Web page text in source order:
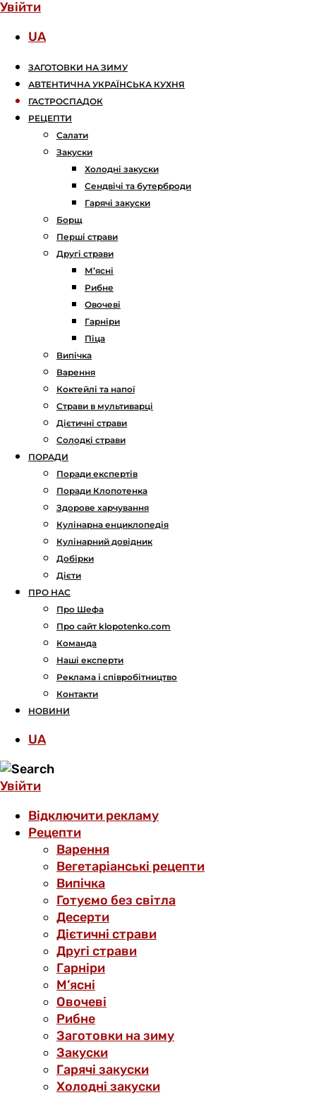
Увійти
UA
ЗАГОТОВКИ НА ЗИМУ
АВТЕНТИЧНА УКРАЇНСЬКА КУХНЯ
ГАСТРОСПАДОК
РЕЦЕПТИ
Салати
Закуски
Холодні закуски
Сендвічі та бутерброди
Гарячі закуски
Борщ
Перші страви
Другі страви
М’ясні
Рибне
Овочеві
Гарніри
Піца
Випічка
Варення
Коктейлі та напої
Страви в мультиварці
Дієтичні страви
Солодкі страви
ПОРАДИ
Поради експертів
Поради Клопотенка
Здорове харчування
Кулінарна енциклопедія
Кулінарний довідник
Добірки
Дієти
ПРО НАС
Про Шефа
Про сайт klopotenko.com
Команда
Наші експерти
Реклама і співробітництво
Контакти
НОВИНИ
UA
Увійти
Відключити рекламу
Рецепти
Варення
Вегетаріанські рецепти
Випічка
Готуємо без світла
Десерти
Дієтичні страви
Другі страви
Гарніри
М’ясні
Овочеві
Рибне
Заготовки на зиму
Закуски
Гарячі закуски
Холодні закуски